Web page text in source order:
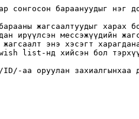
сонгосон бараануудыг нэг
жагсаалтуудыг харах
ирүүлсэн мессэжүүдийн
энэ хэсэгт
list-нд хийсэн бол
аа оруулан захиалгынхаа